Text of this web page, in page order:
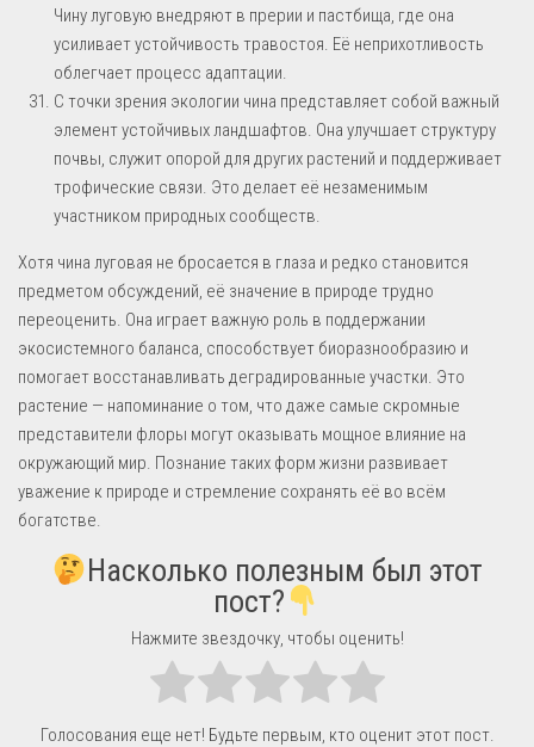
Чину луговую внедряют в прерии и пастбища, где она
усиливает устойчивость травостоя. Её неприхотливость
облегчает процесс адаптации.
С точки зрения экологии чина представляет собой важный
элемент устойчивых ландшафтов. Она улучшает структуру
почвы, служит опорой для других растений и поддерживает
трофические связи. Это делает её незаменимым
участником природных сообществ.
Хотя чина луговая не бросается в глаза и редко становится
предметом обсуждений, её значение в природе трудно
переоценить. Она играет важную роль в поддержании
экосистемного баланса, способствует биоразнообразию и
помогает восстанавливать деградированные участки. Это
растение — напоминание о том, что даже самые скромные
представители флоры могут оказывать мощное влияние на
окружающий мир. Познание таких форм жизни развивает
уважение к природе и стремление сохранять её во всём
богатстве.
Насколько полезным был этот
пост?
Нажмите звездочку, чтобы оценить!
Голосования еще нет! Будьте первым, кто оценит этот пост.